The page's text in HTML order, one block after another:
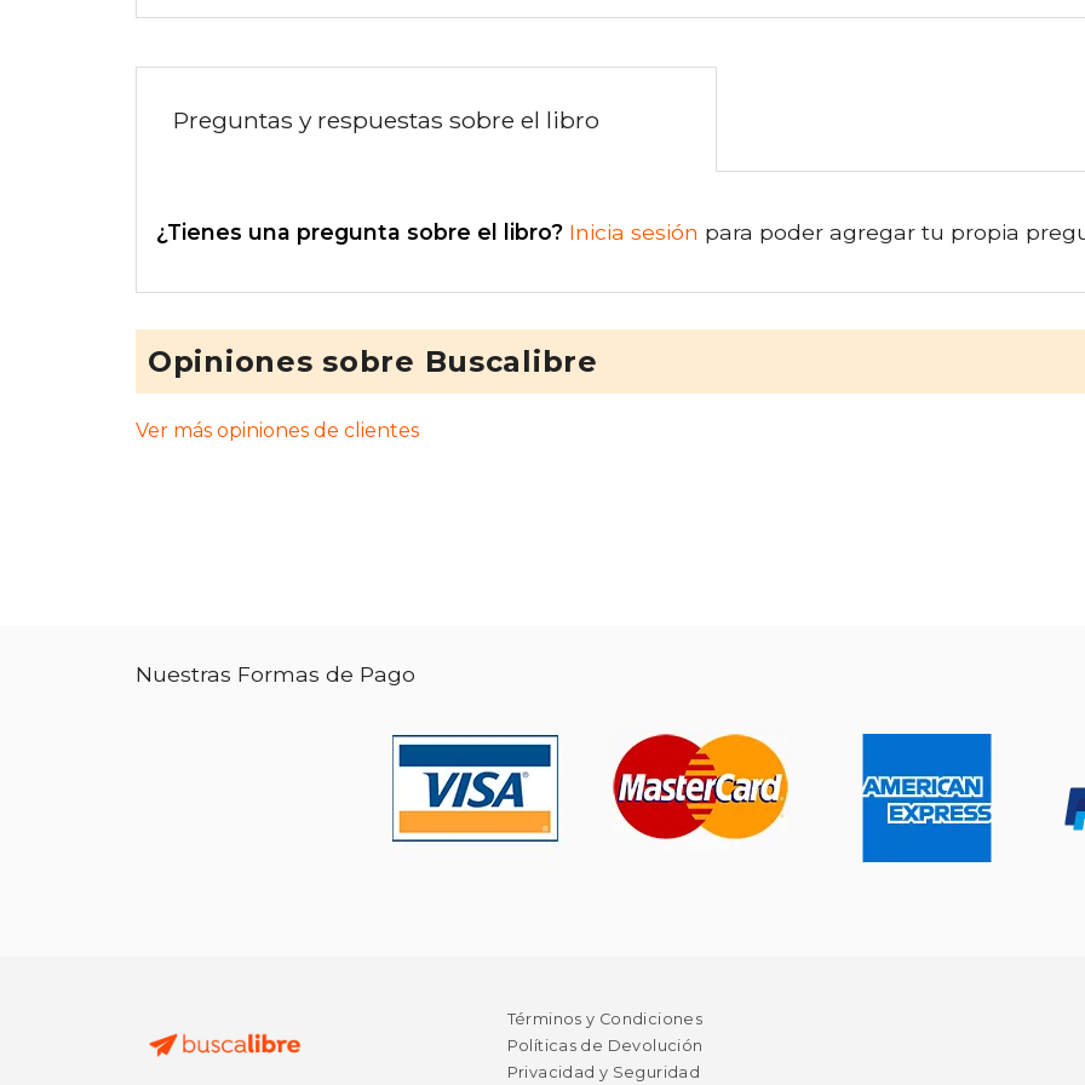
Preguntas y respuestas sobre el libro
¿Tienes una pregunta sobre el libro? Inicia sesión para poder agregar tu propia
Opiniones sobre Buscalibre
Ver más opiniones de clientes
Nuestras Formas de Pago
Términos y Condiciones
Políticas de Devolución
Privacidad y Seguridad